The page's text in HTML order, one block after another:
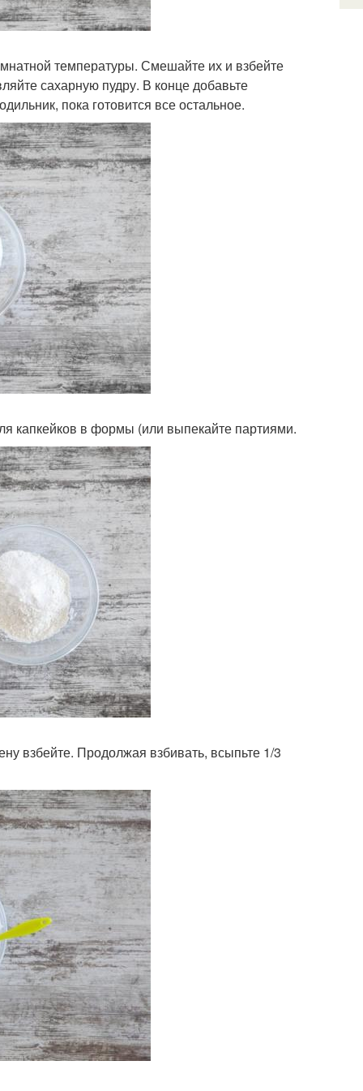
температуры. Смешайте их и взбейте
сахарную пудру. В конце добавьте
пока готовится все остальное.
капкейков в формы (или выпекайте партиями.
взбейте. Продолжая взбивать, всыпьте 1/3